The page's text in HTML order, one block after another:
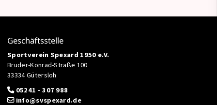
Geschäftsstelle
Sportverein Spexard 1950 e.V.
Bruder-Konrad-Straße 100
33334 Gütersloh
05241 - 307 988
info@svspexard.de